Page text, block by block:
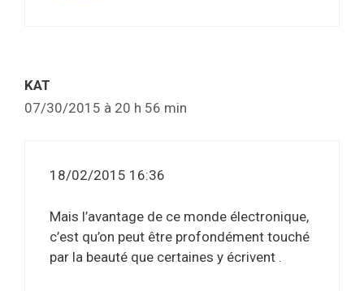
KAT
07/30/2015 à 20 h 56 min
18/02/2015 16:36
Mais l’avantage de ce monde électronique,
c’est qu’on peut être profondément touché
par la beauté que certaines y écrivent .